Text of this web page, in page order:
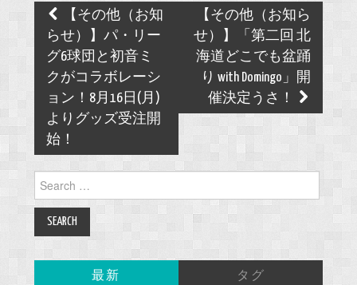
Post
navigation
【その他（お知
らせ）】パ・リー
グ6球団と初音ミ
クがコラボレーシ
ョン！8月16日(月)
よりグッズ受注開
始！
【その他（お知ら
せ）】「第二回 北
海道どこでも盆踊
り with Domingo」開
催決定うさ！
for:
最新 タグ